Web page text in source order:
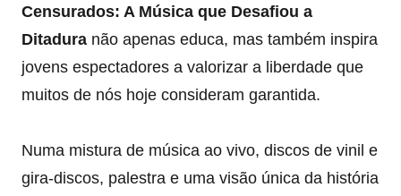
Censurados: A Música que Desafiou a
Ditadura não apenas educa, mas também inspira
jovens espectadores a valorizar a liberdade que
muitos de nós hoje consideram garantida.
Numa mistura de música ao vivo, discos de vinil e
gira-discos, palestra e uma visão única da história